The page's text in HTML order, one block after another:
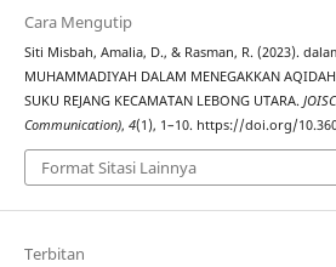
Cara Mengutip
Siti Misbah, Amalia, D., & Rasman, R. (2023).
MUHAMMADIYAH DALAM MENEGAKKAN
SUKU REJANG KECAMATAN LEBONG UTARA.
Communication), 4(1), 1–10. https://doi.org/
Format Sitasi Lainnya
Terbitan